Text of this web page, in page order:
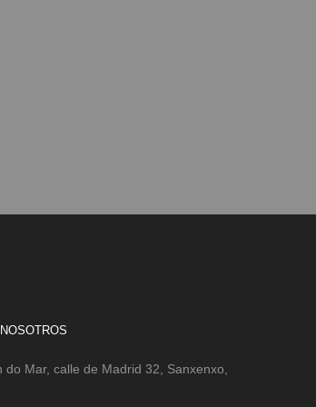
do Mar, calle de Madrid 32, Sanxenxo,